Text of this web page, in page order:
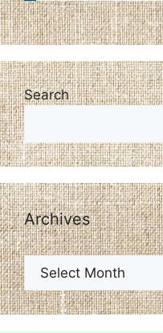
Search
Archives